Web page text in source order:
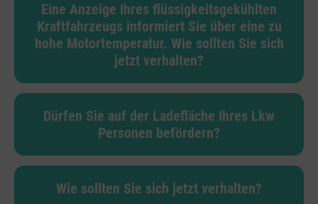
Eine Anzeige Ihres flüssigkeitsgekühlten
Kraftfahrzeugs informiert Sie über eine zu
hohe Motortemperatur. Wie sollten Sie sich
jetzt verhalten?
Dürfen Sie auf der Ladefläche Ihres Lkw
Personen befördern?
Wie sollten Sie sich jetzt verhalten?